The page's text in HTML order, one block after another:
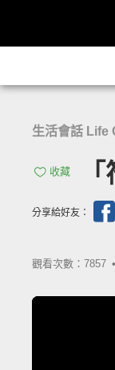
生活會話
收藏
分享給好友：
觀看次數：7857 •